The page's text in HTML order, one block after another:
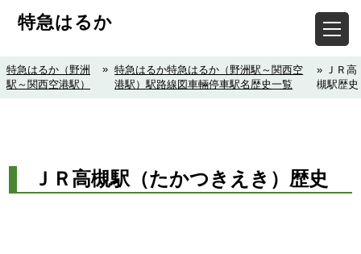
特急はるか
特急はるか（野洲
駅～関西空港駅）
» 特急はるか特急はるか（野洲駅～関西空
港駅）駅路線図車輛停車駅名歴史一覧
» ＪＲ高
槻駅歴史
ＪＲ高槻駅（たかつきえき）歴史